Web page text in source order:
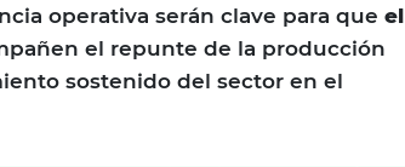
operativa serán clave para que el
el repunte de la producción
sostenido del sector en el